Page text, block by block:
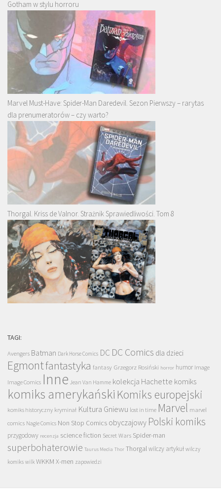
Gotham w stylu horroru
Marvel Must-Have: Spider-Man Daredevil. Sezon Pierwszy – rarytas
dla prenumeratorów – czy warto?
Thorgal. Kriss de Valnor. Strażnik Sprawiedliwości. Tom 8
TAGI:
Avengers Batman Dark Horse Comics DC DC Comics dla dzieci
Egmontfantastyka fantasy Grzegorz Rosiński horror humor Image
Image Comics Inne Jean Van Hamme kolekcja Hachette komiks
komiks amerykański Komiks europejski
komiks historyczny kryminał Kultura Gniewu lost in time Marvel marvel
comics Nagle Comics Non Stop Comics obyczajowy Polski komiks
przygodowy recenzja science fiction Secret Wars Spider-man
superbohaterowie Taurus Media Thor Thorgalwilczy artykuł wilczy
komiks wilk WKKM X-men zapowiedzi